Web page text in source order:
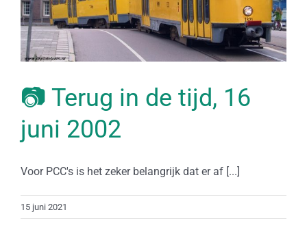
📷 Terug in de tijd, 16
juni 2002
Voor PCC's is het zeker belangrijk dat er af [...]
15 juni 2021